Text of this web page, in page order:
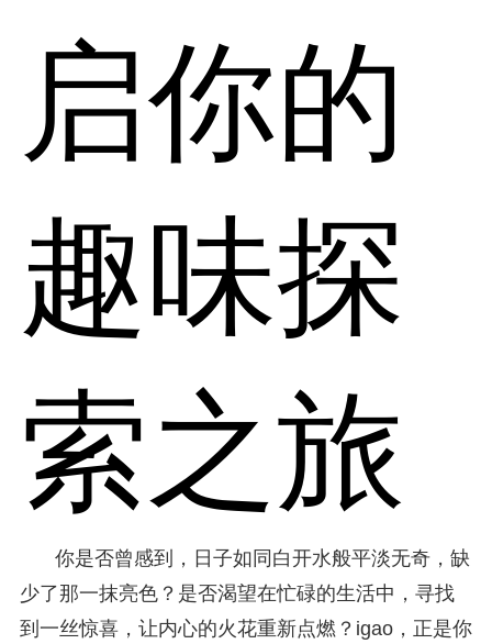
启你的
趣味探
索之旅
你是否曾感到，日子如同白开水般平淡无奇，缺
少了那一抹亮色？是否渴望在忙碌的生活中，寻找
到一丝惊喜，让内心的火花重新点燃？igao，正是你